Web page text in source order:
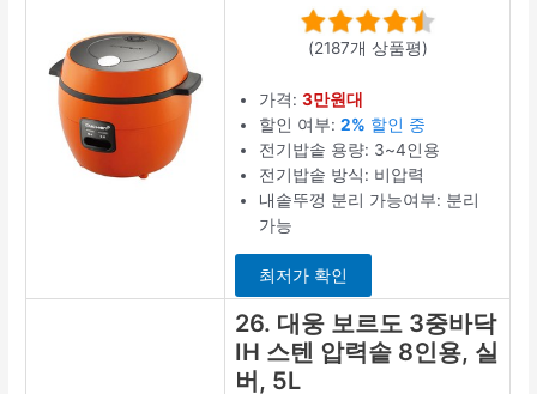
(2187개 상품평)
가격:3만원대
할인 여부:2% 할인 중
전기밥솥 용량: 3~4인용
전기밥솥 방식: 비압력
내솥뚜껑 분리 가능여부: 분리
가능
최저가 확인
26. 대웅 보르도 3중바닥
IH 스텐 압력솥 8인용, 실
버, 5L